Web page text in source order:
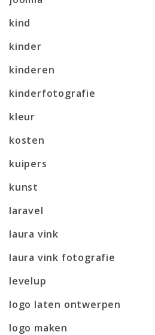
kind
kinder
kinderen
kinderfotografie
kleur
kosten
kuipers
kunst
laravel
laura vink
laura vink fotografie
levelup
logo laten ontwerpen
logo maken